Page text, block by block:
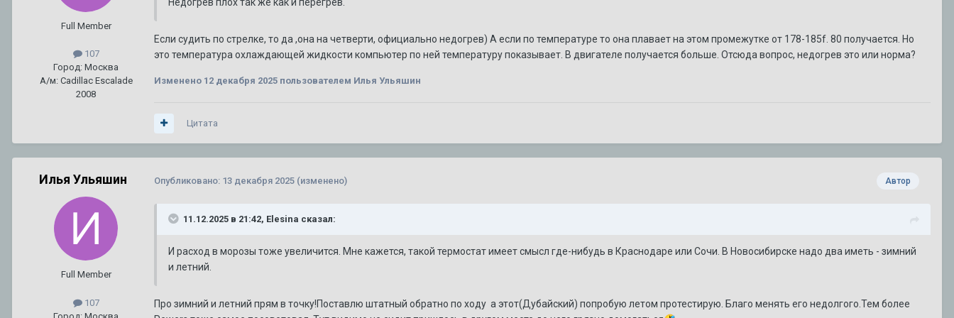
Full Member
107
Город: Москва
А/м: Cadillac Escalade
2008
Недогрев плох так же как и перегрев.
Если судить по стрелке, то да ,она на четверти, официально недогрев) А если по температуре то она плавает на этом промежутке от 178-185f. 80 получается. Но
это температура охлаждающей жидкости компьютер по ней температуру показывает. В двигателе получается больше. Отсюда вопрос, недогрев это или норма?
Изменено 12 декабря 2025 пользователем Илья Ульяшин
Цитата
Илья Ульяшин
Full Member
107
Автор
Опубликовано: 13 декабря 2025 (изменено)
11.12.2025 в 21:42, Elesina сказал:
И расход в морозы тоже увеличится. Мне кажется, такой термостат имеет смысл где-нибудь в Краснодаре или Сочи. В Новосибирске надо два иметь - зимний
и летний.
Про зимний и летний прям в точку!Поставлю штатный обратно по ходу а этот(Дубайский) попробую летом протестирую. Благо менять его недолгого.Тем более